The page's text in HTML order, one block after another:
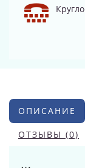
ОПИСАНИЕ
ОТЗЫВЫ (0)